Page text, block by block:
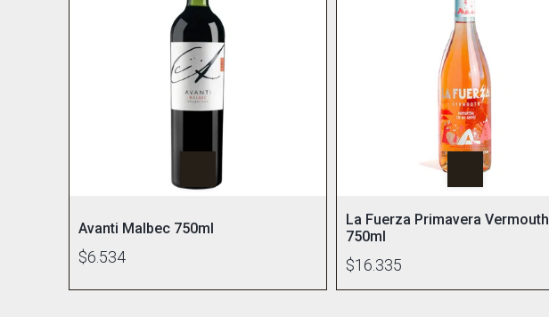
Avanti Malbec 750ml
$6.534
La Fuerza Primavera Vermouth
750ml
$16.335